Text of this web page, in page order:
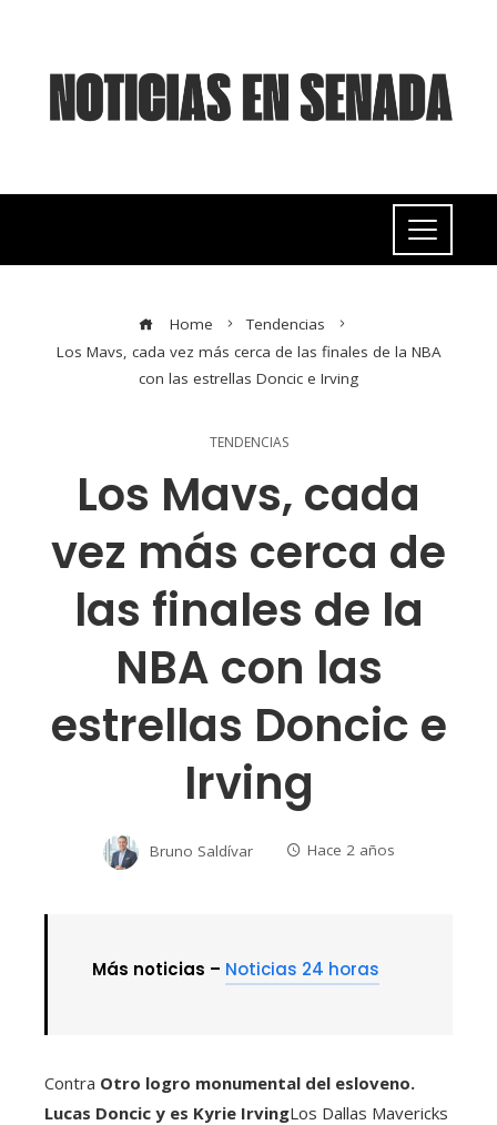
Home
Tendencias
Los Mavs, cada vez más cerca de las finales de la NBA
con las estrellas Doncic e Irving
TENDENCIAS
Los Mavs, cada
vez más cerca de
las finales de la
NBA con las
estrellas Doncic e
Irving
Bruno Saldívar Hace 2 años
Más noticias – Noticias 24 horas
Contra Otro logro monumental del esloveno.
Lucas Doncic y es Kyrie IrvingLos Dallas Mavericks